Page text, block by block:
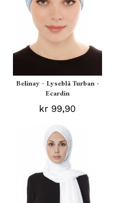
Belinay - Lyseblå Turban -
Ecardin
kr 99,90